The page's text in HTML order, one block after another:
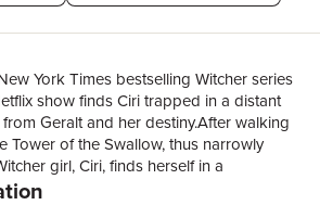
York Times bestselling Witcher series
show finds Ciri trapped in a distant
Geralt and her destiny.After walking
Tower of the Swallow, thus narrowly
girl, Ciri, finds herself in a
a world of the Elves. She is trapped